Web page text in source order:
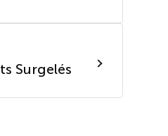
Surgelés